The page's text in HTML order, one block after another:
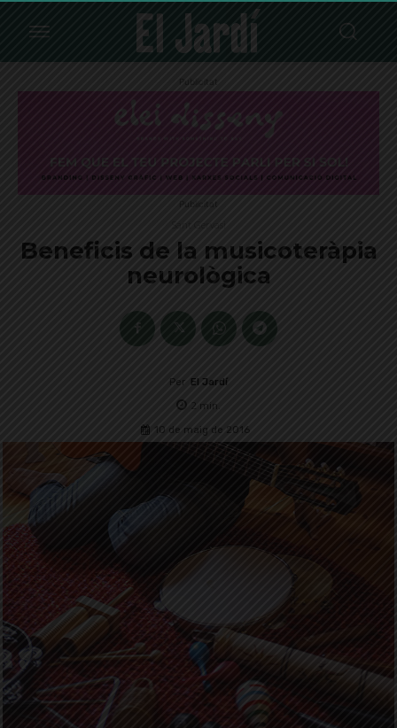
Publicitat
Publicitat
Beneficis de la musicoteràpia
neurològica
Per El Jardí
2 min.
10 de maig de 2016